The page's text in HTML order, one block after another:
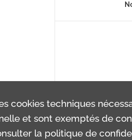
cookiestechniques
et sont exemptés de
la politique de